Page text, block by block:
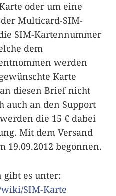
oder um eine
Multicard-SIM-
SIM-Kartennummer
dem
werden
Karte
diesen Brief nicht
auch an den Support
die 15 € dabei
Mit dem Versand
19.09.2012 begonnen.
es unter:
SIM-Karte